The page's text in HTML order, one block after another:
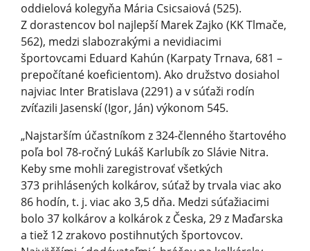
oddielová kolegyňa Mária Csicsaiová (525).
Z dorastencov bol najlepší Marek Zajko (KK Tlmače,
562), medzi slabozrakými a nevidiacimi
športovcami Eduard Kahún (Karpaty Trnava, 681 –
prepočítané koeficientom). Ako družstvo dosiahol
najviac Inter Bratislava (2291) a v súťaži rodín
zvíťazili Jasenskí (Igor, Ján) výkonom 545.
„Najstarším účastníkom z 324-členného štartového
poľa bol 78-ročný Lukáš Karlubík zo Slávie Nitra.
Keby sme mohli zaregistrovať všetkých
373 prihlásených kolkárov, súťaž by trvala viac ako
86 hodín, t. j. viac ako 3,5 dňa. Medzi súťažiacimi
bolo 37 kolkárov a kolkárok z Česka, 29 z Maďarska
a tiež 12 zrakovo postihnutých športovcov.